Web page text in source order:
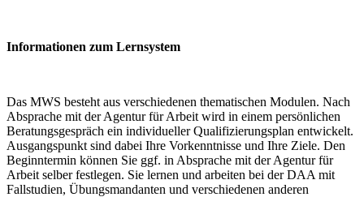
Informationen zum Lernsystem
Das MWS besteht aus verschiedenen thematischen Modulen. Nach
Absprache mit der Agentur für Arbeit wird in einem persönlichen
Beratungsgespräch ein individueller Qualifizierungsplan entwickelt.
Ausgangspunkt sind dabei Ihre Vorkenntnisse und Ihre Ziele. Den
Beginntermin können Sie ggf. in Absprache mit der Agentur für
Arbeit selber festlegen. Sie lernen und arbeiten bei der DAA mit
Fallstudien, Übungsmandanten und verschiedenen anderen